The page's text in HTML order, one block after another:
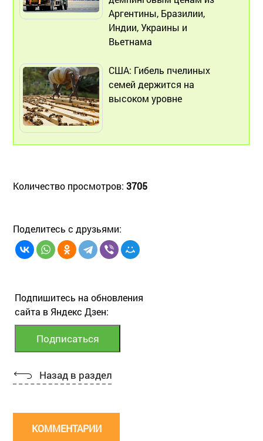
Аргентины, Бразилии,
Индии, Украины и
Вьетнама
США: Гибель пчелиных
семей держится на
высоком уровне
Количество просмотров: 3705
Поделитесь с друзьями:
Подпишитесь на обновления
сайта в Яндекс Дзен:
Назад в раздел
КОММЕНТАРИИ